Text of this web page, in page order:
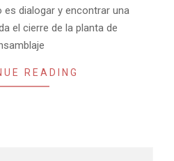
es dialogar y encontrar una
el cierre de la planta de
READING